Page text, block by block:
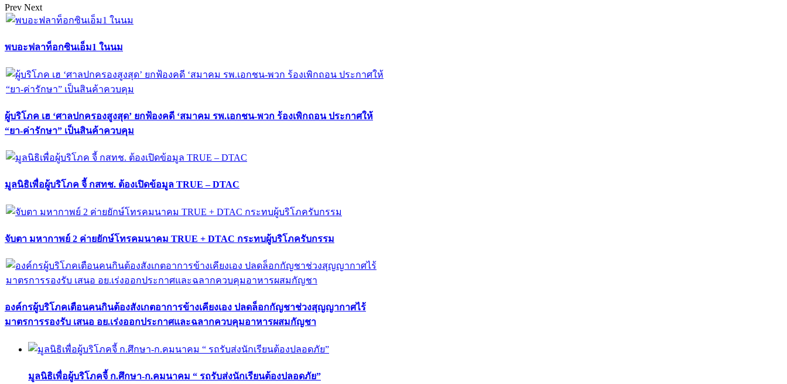
Prev Next
พบอะฟลาท็อกซินเอ็ม1 ในนม
ผู้บริโภค เฮ ‘ศาลปกครองสูงสุด’ ยกฟ้องคดี ‘สมาคม รพ.เอกชน-พวก ร้องเพิกถอน ประกาศให้
“ยา-ค่ารักษา” เป็นสินค้าควบคุม
มูลนิธิเพื่อผู้บริโภค จี้ กสทช. ต้องเปิดข้อมูล TRUE – DTAC
จับตา มหากาพย์ 2 ค่ายยักษ์โทรคมนาคม TRUE + DTAC กระทบผู้บริโภครับกรรม
องค์กรผู้บริโภคเตือนคนกินต้องสังเกตอาการข้างเคียงเอง ปลดล็อกกัญชาช่วงสุญญากาศไร้
มาตรการรองรับ เสนอ อย.เร่งออกประกาศและฉลากควบคุมอาหารผสมกัญชา
มูลนิธิเพื่อผู้บริโภคจี้ ก.ศึกษา-ก.คมนาคม “ รถรับส่งนักเรียนต้องปลอดภัย”